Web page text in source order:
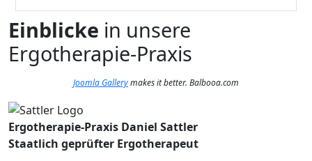
Einblicke in unsere
Ergotherapie-Praxis
Joomla Gallerymakes it better. Balbooa.com
Ergotherapie-Praxis Daniel Sattler
Staatlich geprüfter Ergotherapeut